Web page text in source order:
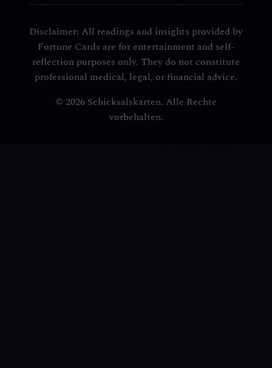
Disclaimer: All readings and insights provided by
Fortune Cards are for entertainment and self-
reflection purposes only. They do not constitute
professional medical, legal, or financial advice.
© 2026 Schicksalskarten. Alle Rechte
vorbehalten.